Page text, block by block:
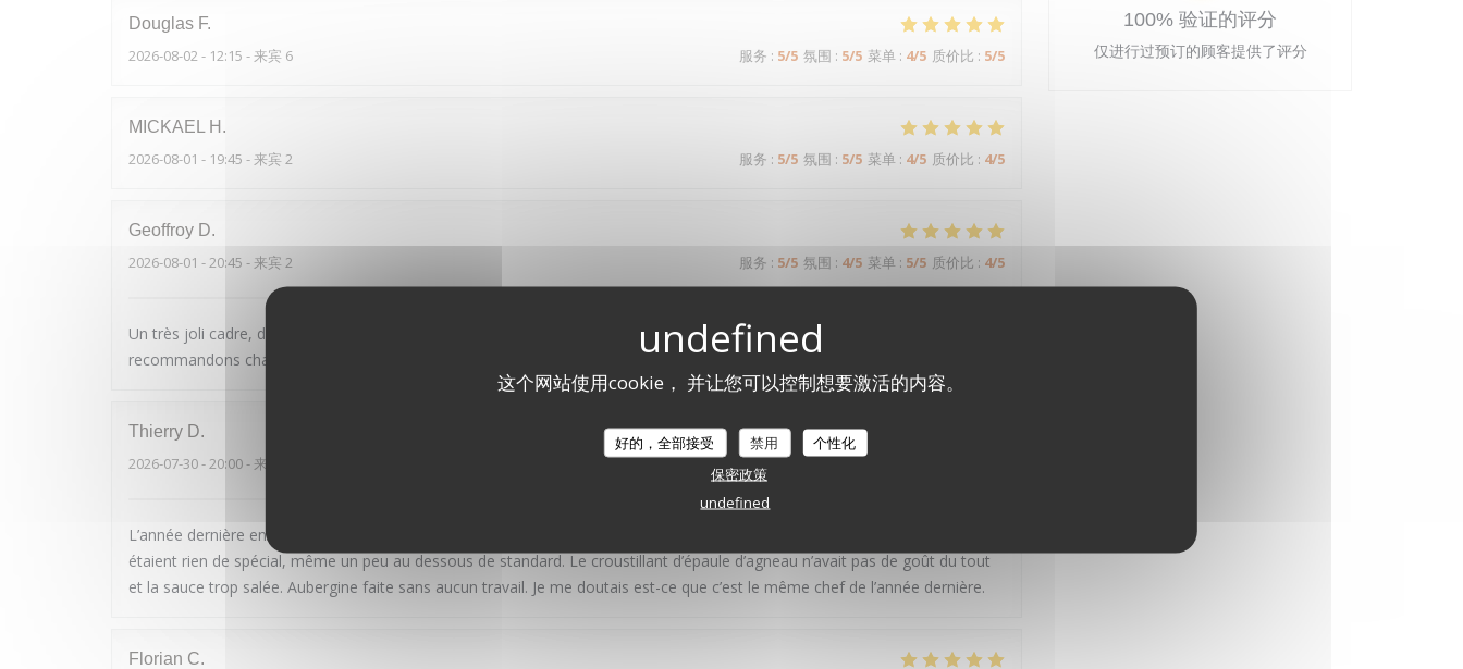
这个网站使用cookie， 并让您可以控制想要激活的内容。
好的，全部接受 禁用
个性化
保密政策
undefined
Douglas F
2026-08-02 - 12:15 - 来宾 6 服务 : 5/5 氛围 : 5/5 菜单 : 4/5 质价比 : 5/5
MICKAEL H
2026-08-01 - 19:45 - 来宾 2 服务 : 5/5 氛围 : 5/5 菜单 : 4/5 质价比 : 4/5
Geoffroy D
2026-08-01 - 20:45 - 来宾 2 服务 : 5/5 氛围 : 4/5 菜单 : 5/5 质价比 : 4/5
Un très joli cadre, des plats tous excellents et un service aux petits oignons : nous avons passé une excellente soirée, et
recommandons chaleureusement ce restaurant
Thierry D
2026-07-30- 20:00 - 来宾 2 服务:4/5 氛围:4/5
L’année dernière en Avril on était la pour mon anniversaire. Tout était parfait. Mais cette fois ci on était très déçu. Les plats
étaient rien de spécial, même un peu au dessous de standard. Le croustillant d’épaule d’agneau n’avait pas de goût du tout
et la sauce trop salée. Aubergine faite sans aucun travail. Je me doutais est-ce que c’est le même chef de l’année dernière.
Florian C
100% 验证的评分
仅进行过预订的顾客提供了评分